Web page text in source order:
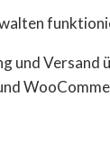
und